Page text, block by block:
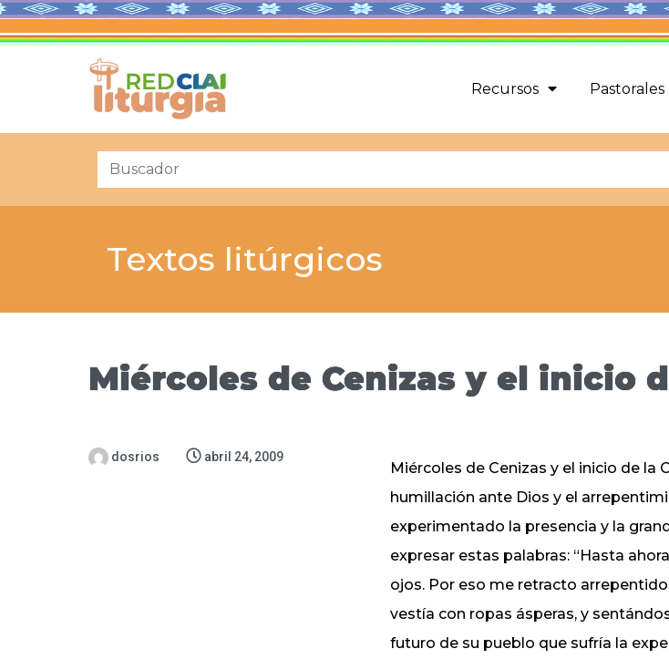
Recursos Pastorales
Textos litúrgicos
Miércoles de Cenizas y el inicio
dosrios abril 24, 2009
Miércoles de Cenizas y el inicio de la
humillación ante Dios y el
experimentado la presencia y la
expresar estas palabras: “Hasta
ojos. Por eso me retracto
vestía con ropas ásperas, y
futuro de su pueblo que sufría la